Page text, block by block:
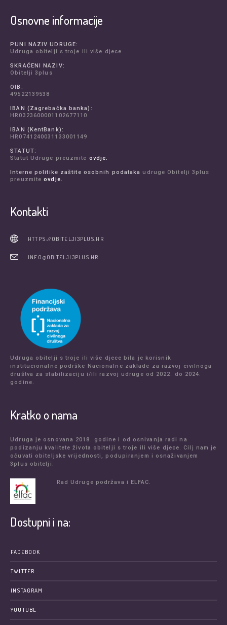
Osnovne informacije
PUNI NAZIV UDRUGE:
Udruga obitelji s troje ili više djece
SKRAĆENI NAZIV:
Obitelji 3plus
OIB:
49522139538
IBAN (Zagrebačka banka):
HR0323600001102677110
IBAN (KentBank):
HR0741240031133001149
STATUT:
Statut Udruge preuzmite ovdje.
Interne politike zaštite osobnih podataka udruge Obitelji 3plus
preuzmiteovdje.
Kontakti
HTTPS://OBITELJI3PLUS.HR
INFO@OBITELJI3PLUS.HR
Udruga obitelji s troje ili više djece bila je korisnik
institucionalne podrške Nacionalne zaklade za razvoj civilnoga
društva za stabilizaciju i/ili razvoj udruge od 2022. do 2024.
godine.
Kratko o nama
Udruga je osnovana 2018. godine i od osnivanja radi na
podizanju kvalitete života obitelji s troje ili više djece. Cilj nam je
očuvati obiteljske vrijednosti, podupiranjem i osnaživanjem
3plus obitelji.
Rad Udruge podržava i ELFAC.
Dostupni i na:
FACEBOOK
TWITTER
INSTAGRAM
YOUTUBE